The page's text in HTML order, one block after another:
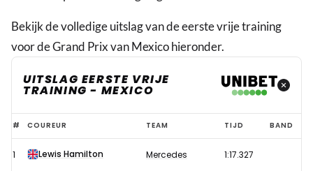
Bekijk de volledige uitslag van de eerste vrije training
voor de Grand Prix van Mexico hieronder.
UITSLAG EERSTE VRIJE
TRAINING - MEXICO
Uitslag
eerste
vrije
# COUREUR TEAM TIJD BAND
1 Lewis Hamilton Mercedes 1:17.327